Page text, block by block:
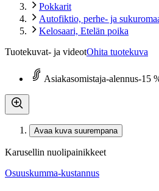
Pokkarit
Autofiktio, perhe- ja
Kelosaari, Etelän poika
Tuotekuvat- ja videotOhita tuotekuva
Asiakasomistaja-alennus-15
Avaa kuva suurempana
Karusellin nuolipainikkeet
Osuuskumma-kustannus